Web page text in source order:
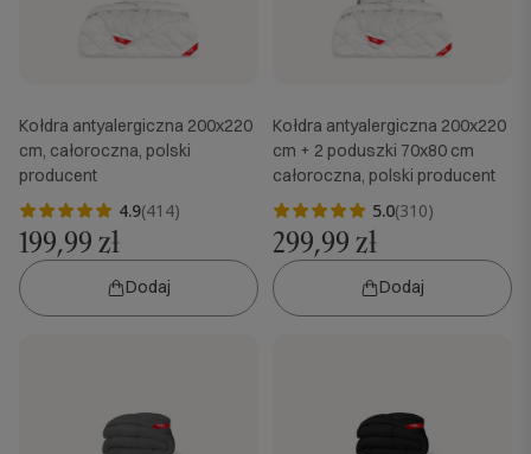
Kołdra antyalergiczna 200x220
cm, całoroczna, polski
producent
4.9(414)
199,99 zł
Dodaj
Kołdra antyalergiczna 200x220
cm + 2 poduszki 70x80 cm
całoroczna, polski producent
5.0(310)
299,99 zł
Dodaj